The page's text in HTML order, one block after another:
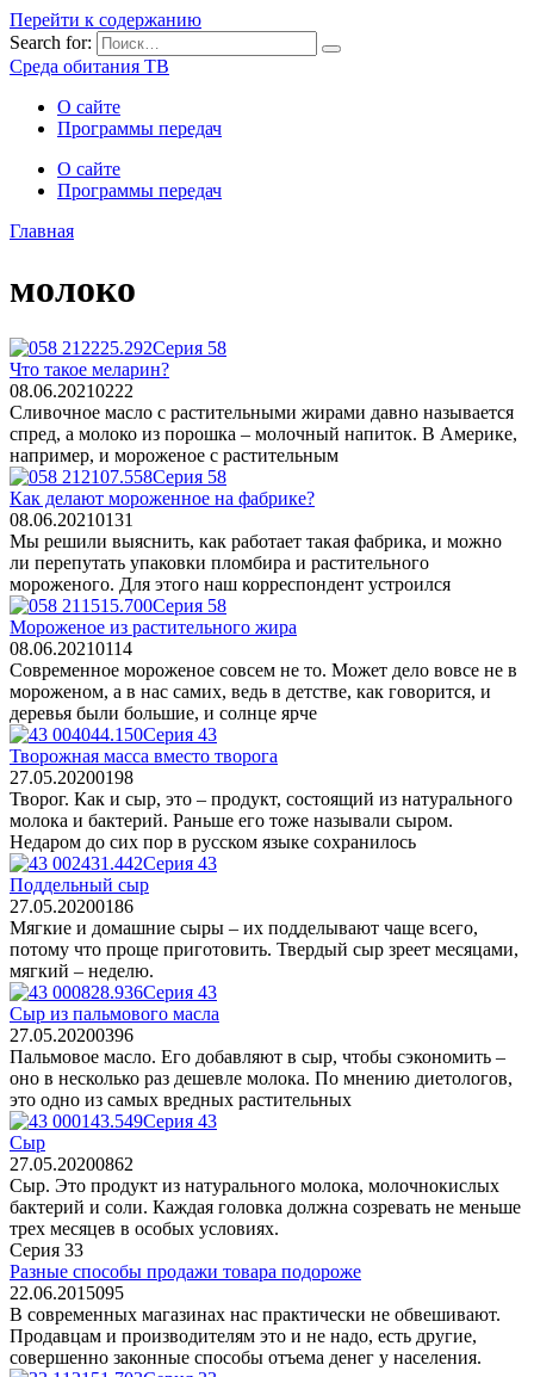
Перейти к содержанию
Search for:
Среда обитания ТВ
О сайте
Программы передач
О сайте
Программы передач
Главная
молоко
Серия 58
Что такое меларин?
08.06.20210222
Сливочное масло с растительными жирами давно называется
спред, а молоко из порошка – молочный напиток. В Америке,
например, и мороженое с растительным
Серия 58
Как делают мороженное на фабрике?
08.06.20210131
Мы решили выяснить, как работает такая фабрика, и можно
ли перепутать упаковки пломбира и растительного
мороженого. Для этого наш корреспондент устроился
Серия 58
Мороженое из растительного жира
08.06.20210114
Современное мороженое совсем не то. Может дело вовсе не в
мороженом, а в нас самих, ведь в детстве, как говорится, и
деревья были большие, и солнце ярче
Серия 43
Творожная масса вместо творога
27.05.20200198
Творог. Как и сыр, это – продукт, состоящий из натурального
молока и бактерий. Раньше его тоже называли сыром.
Недаром до сих пор в русском языке сохранилось
Серия 43
Поддельный сыр
27.05.20200186
Мягкие и домашние сыры – их подделывают чаще всего,
потому что проще приготовить. Твердый сыр зреет месяцами,
мягкий – неделю.
Серия 43
Сыр из пальмового масла
27.05.20200396
Пальмовое масло. Его добавляют в сыр, чтобы сэкономить –
оно в несколько раз дешевле молока. По мнению диетологов,
это одно из самых вредных растительных
Серия 43
Сыр
27.05.20200862
Сыр. Это продукт из натурального молока, молочнокислых
бактерий и соли. Каждая головка должна созревать не меньше
трех месяцев в особых условиях.
Серия 33
Разные способы продажи товара подороже
22.06.2015095
В современных магазинах нас практически не обвешивают.
Продавцам и производителям это и не надо, есть другие,
совершенно законные способы отъема денег у населения.